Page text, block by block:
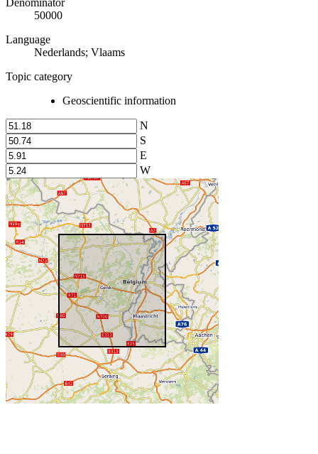
50000
Language
Nederlands; Vlaams
Topic category
Geoscientific information
N
S
E
W